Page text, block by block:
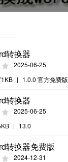
转换器
2025-06-25
| 1.0.0 官方免费版
转换器
2025-06-25
| 13.0
转换器免费版
2024-12-31